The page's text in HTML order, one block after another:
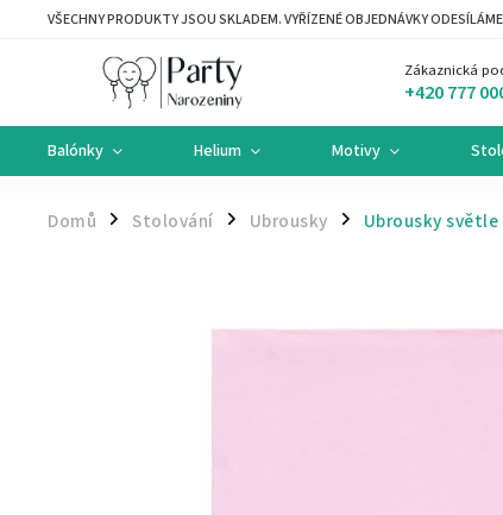
VŠECHNY PRODUKTY JSOU SKLADEM. VYŘÍZENÉ OBJEDNÁVKY
Zákaznická
+420 777
Balónky Helium Motivy
Domů / Stolování / Ubrousky / Ubrousky světle